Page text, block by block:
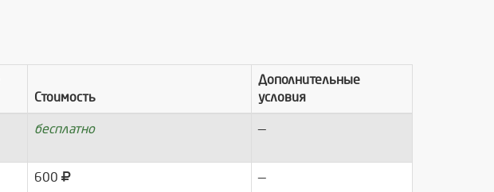
Стоимость
Дополнительные
условия
бесплатно —
600 —